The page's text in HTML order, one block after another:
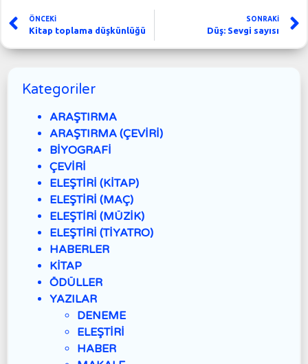
ÖNCEKİ
Kitap toplama düşkünlüğü
SONRAKİ
Düş: Sevgi sayısı
Kategoriler
ARAŞTIRMA
ARAŞTIRMA (ÇEVİRİ)
BİYOGRAFİ
ÇEVİRİ
ELEŞTİRİ (KİTAP)
ELEŞTİRİ (MAÇ)
ELEŞTİRİ (MÜZİK)
ELEŞTİRİ (TİYATRO)
HABERLER
KİTAP
ÖDÜLLER
YAZILAR
DENEME
ELEŞTİRİ
HABER